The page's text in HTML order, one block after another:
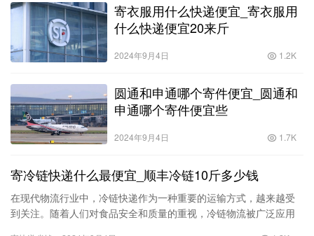
寄衣服用什么快递便宜_寄衣服用
什么快递便宜20来斤
2024年9月4日 1.2K
圆通和申通哪个寄件便宜_圆通和
申通哪个寄件便宜些
2024年9月4日 1.7K
寄冷链快递什么最便宜_顺丰冷链10斤多少钱
在现代物流行业中，冷链快递作为一种重要的运输方式，越来越受
到关注。随着人们对食品安全和质量的重视，冷链物流被广泛应用